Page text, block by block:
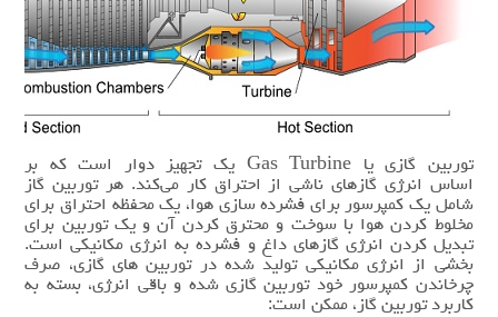
توربین گازی یا Gas Turbine یک تجهیز دوار است که بر
اساس انرژی گازهای ناشی از احتراق کار می‌کند. هر توربین گاز
شامل یک کمپرسور برای فشرده سازی هوا، یک محفظه احتراق برای
مخلوط کردن هوا با سوخت و محترق‌ کردن آن و یک توربین برای
تبدیل کردن انرژی گازهای داغ و فشرده به انرژی مکانیکی است.
بخشی از انرژی مکانیکی تولید شده در توربین های گازی، صرف
چرخاندن کمپرسور خود توربین گازی شده و باقی انرژی، بسته به
کاربرد توربین گاز، ممکن است: